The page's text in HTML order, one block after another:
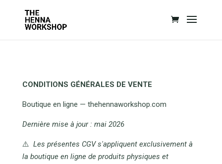
CONDITIONS GÉNÉRALES DE VENTE
Boutique en ligne — thehennaworkshop.com
Dernière mise à jour : mai 2026
⚠️ Les présentes CGV s'appliquent exclusivement à
la boutique en ligne de produits physiques et